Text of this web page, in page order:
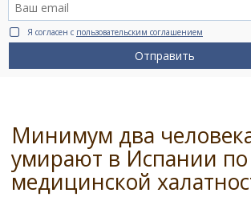
BCN life
Сервис на немецком
Я согласен с пользовательским соглашением
Отправить
Минимум два
умирают в Испании
медицинской